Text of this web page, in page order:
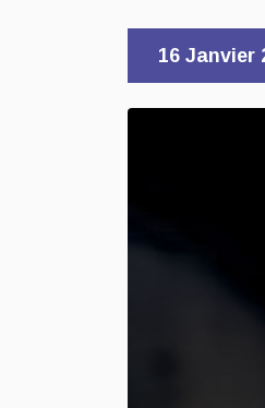
16 Janvier